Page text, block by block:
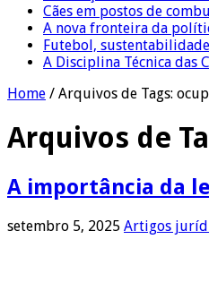
Cães em postos de
A nova fronteira da
Futebol,
A Disciplina Técnica das
Home / Arquivos de Tags:
Arquivos de
A importância da
setembro 5, 2025 Artigos